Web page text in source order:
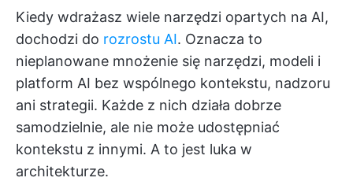
Kiedy wdrażasz wiele narzędzi opartych na AI,
dochodzi do rozrostu AI. Oznacza to
nieplanowane mnożenie się narzędzi, modeli i
platform AI bez wspólnego kontekstu, nadzoru
ani strategii. Każde z nich działa dobrze
samodzielnie, ale nie może udostępniać
kontekstu z innymi. A to jest luka w
architekturze.